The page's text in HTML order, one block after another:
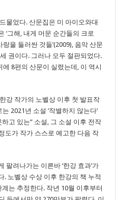
물었다. 산문집은 미 아이오와대
‘그해, 내게 머문 순간들의 크로
랑을 둘러싼 것들’(2009), 음악 산문
권이다. 그러나 모두 절판되었다.
에 8편의 산문이 실렸는데, 이 역시
강 작가의 노벨상 이후 첫 발표작
2021년 소설 ‘작별하지 않는다’
고 있는” 소설, 그 소설 이후 전작
도가 작가 스스로 예고한 다음 작
팔려나가는 이른바 ‘한강 효과’가
. 노벨상 수상 이후 한강의 책 누적
는 추정한다. 작년 10월 이후부터